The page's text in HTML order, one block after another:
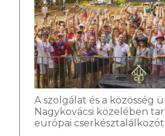
A szolgálat és a közösség
Nagykovácsi közelében
európai cserkésztalálkozót